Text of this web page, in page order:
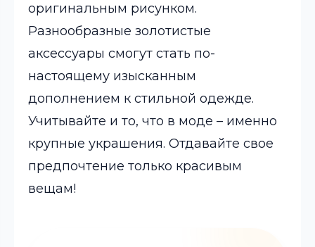
оригинальным рисунком.
Разнообразные золотистые
аксессуары смогут стать по-
настоящему изысканным
дополнением к стильной одежде.
Учитывайте и то, что в моде – именно
крупные украшения. Отдавайте свое
предпочтение только красивым
вещам!